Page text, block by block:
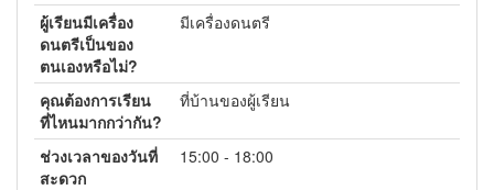
ผู้เรียนมีเครื่อง
ดนตรีเป็นของ
ตนเองหรือไม่?
มีเครื่องดนตรี
คุณต้องการเรียน
ที่ไหนมากกว่ากัน?
ที่บ้านของผู้เรียน
ช่วงเวลาของวันที่
สะดวก
15:00 - 18:00